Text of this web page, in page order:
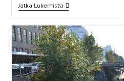
Jatka LukemistaThe
Hidden
Of
Non-
Places